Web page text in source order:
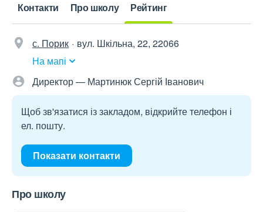
Контакти Про школу Рейтинг
с. Порик
вул. Шкільна, 22, 22066
На мапі
Директор — Мартинюк Сергій Іванович
Щоб зв'язатися із закладом, відкрийте телефон і
ел. пошту.
Показати контакти
Про школу